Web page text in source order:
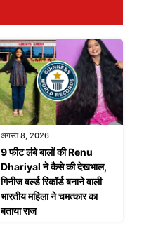
अगस्त 8, 2026
9 फीट लंबे बालों की Renu
Dhariyal ने कैसे की देखभाल,
गिनीज वर्ल्ड रिकॉर्ड बनाने वाली
भारतीय महिला ने चमत्कार का
बताया राज